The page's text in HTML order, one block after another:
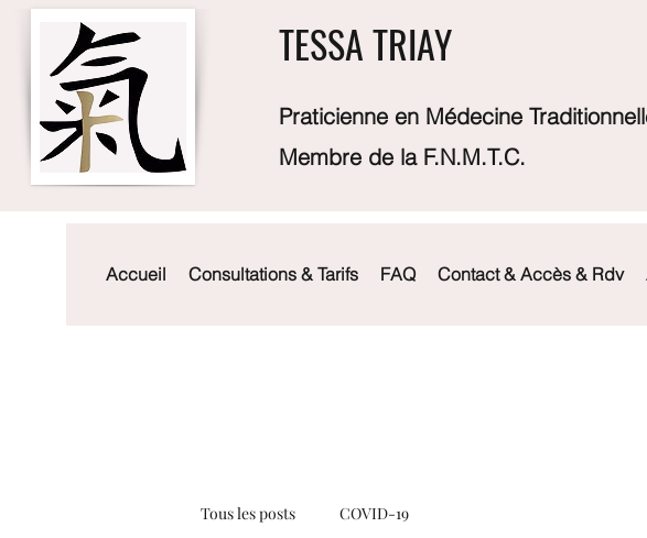
TESSA TRIAY
Praticienne en Médecine
Membre de la F.N.M.T.C.
Accueil Consultations & Tarifs FAQ Contact & Accès & Rdv
Tous les posts COVID-19